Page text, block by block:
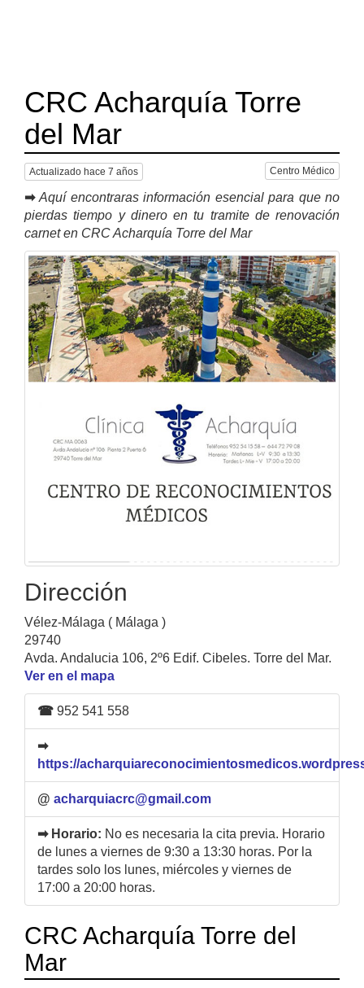
CRC Acharquía Torre
del Mar
Actualizado hace 7 años Centro Médico
➡ Aquí encontraras información esencial para que no
pierdas tiempo y dinero en tu tramite de renovación
carnet en CRC Acharquía Torre del Mar
Dirección
Vélez-Málaga ( Málaga )
29740
Avda. Andalucia 106, 2º6 Edif. Cibeles. Torre del Mar.
Ver en el mapa
☎ 952 541 558
➡
https://
@ acharquiacrc@gmail.com
➡ Horario: No es necesaria la cita previa. Horario
de lunes a viernes de 9:30 a 13:30 horas. Por la
tardes solo los lunes, miércoles y viernes de
17:00 a 20:00 horas.
CRC Acharquía Torre del
Mar